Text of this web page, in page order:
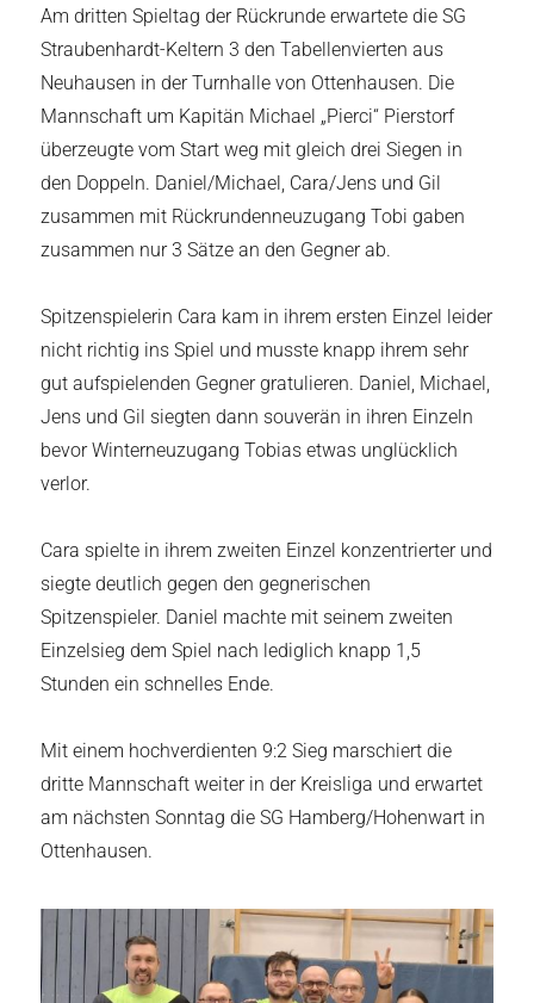
Am dritten Spieltag der Rückrunde erwartete die SG
Straubenhardt-Keltern 3 den Tabellenvierten aus
Neuhausen in der Turnhalle von Ottenhausen. Die
Mannschaft um Kapitän Michael „Pierci“ Pierstorf
überzeugte vom Start weg mit gleich drei Siegen in
den Doppeln. Daniel/Michael, Cara/Jens und Gil
zusammen mit Rückrundenneuzugang Tobi gaben
zusammen nur 3 Sätze an den Gegner ab.
Spitzenspielerin Cara kam in ihrem ersten Einzel leider
nicht richtig ins Spiel und musste knapp ihrem sehr
gut aufspielenden Gegner gratulieren. Daniel, Michael,
Jens und Gil siegten dann souverän in ihren Einzeln
bevor Winterneuzugang Tobias etwas unglücklich
verlor.
Cara spielte in ihrem zweiten Einzel konzentrierter und
siegte deutlich gegen den gegnerischen
Spitzenspieler. Daniel machte mit seinem zweiten
Einzelsieg dem Spiel nach lediglich knapp 1,5
Stunden ein schnelles Ende.
Mit einem hochverdienten 9:2 Sieg marschiert die
dritte Mannschaft weiter in der Kreisliga und erwartet
am nächsten Sonntag die SG Hamberg/Hohenwart in
Ottenhausen.